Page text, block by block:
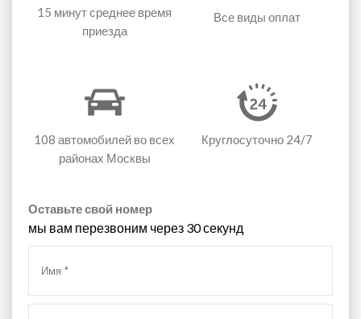
15 минутсреднее время
приезда
Все виды оплат
108 автомобилей во всех
районах Москвы
Круглосуточно 24/7
Оставьте свой номер
мы вам перезвоним через 30 секунд